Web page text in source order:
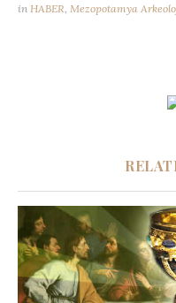
in HABER Mezopotamya